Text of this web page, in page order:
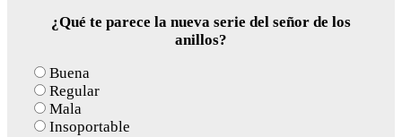
¿Qué te parece la nueva serie del señor de los
anillos?
Buena
Regular
Mala
Insoportable